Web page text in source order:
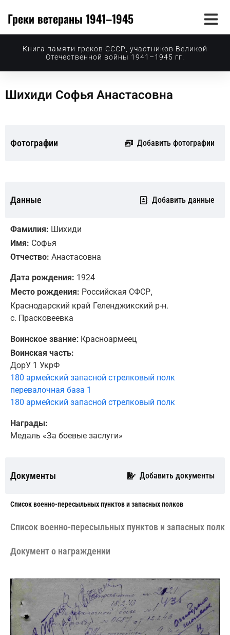
Греки ветераны 1941–1945
Книга памяти греков СССР, участников Великой
Отечественной войны 1941–1945 гг.
Шихиди Софья Анастасовна
Фотографии Добавить фотографии
Данные Добавить данные
Фамилия: Шихиди
Имя: Софья
Отчество: Анастасовна
Дата рождения: 1924
Место рождения: Российская СФСР,
Краснодарский край Геленджикский р-н.
с. Прасковеевка
Воинское звание: Красноармеец
Воинская часть:
ДорУ 1 УкрФ
180 армейский запасной стрелковый полк
перевалочная база 1
180 армейский запасной стрелковый полк
Награды:
Медаль «За боевые заслуги»
Документы Добавить документы
Cписок военно-пересыльных пунктов и запасных полков
Cписок военно-пересыльных пунктов и запасных
Документ о награждении